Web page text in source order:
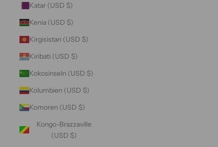
Katar (USD $)
Kenia (USD $)
Kirgisistan (USD $)
Kiribati (USD $)
Kokosinseln (USD $)
Kolumbien (USD $)
Komoren (USD $)
Kongo-Brazzaville
(USD $)